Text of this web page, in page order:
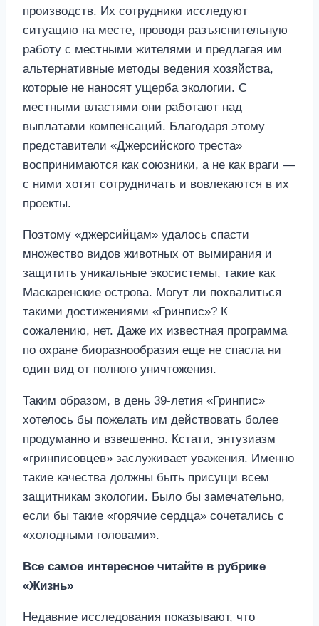
производств. Их сотрудники исследуют
ситуацию на месте, проводя разъяснительную
работу с местными жителями и предлагая им
альтернативные методы ведения хозяйства,
которые не наносят ущерба экологии. С
местными властями они работают над
выплатами компенсаций. Благодаря этому
представители «Джерсийского треста»
воспринимаются как союзники, а не как враги —
с ними хотят сотрудничать и вовлекаются в их
проекты.
Поэтому «джерсийцам» удалось спасти
множество видов животных от вымирания и
защитить уникальные экосистемы, такие как
Маскаренские острова. Могут ли похвалиться
такими достижениями «Гринпис»? К
сожалению, нет. Даже их известная программа
по охране биоразнообразия еще не спасла ни
один вид от полного уничтожения.
Таким образом, в день 39-летия «Гринпис»
хотелось бы пожелать им действовать более
продуманно и взвешенно. Кстати, энтузиазм
«гринписовцев» заслуживает уважения. Именно
такие качества должны быть присущи всем
защитникам экологии. Было бы замечательно,
если бы такие «горячие сердца» сочетались с
«холодными головами».
Все самое интересное читайте в рубрике
«Жизнь»
Недавние исследования показывают, что